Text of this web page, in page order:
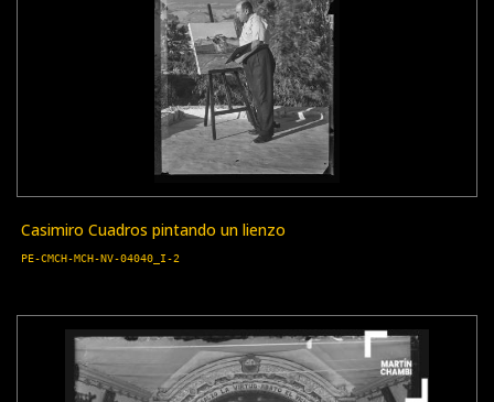
Casimiro Cuadros pintando un lienzo
PE-CMCH-MCH-NV-04040_I-2